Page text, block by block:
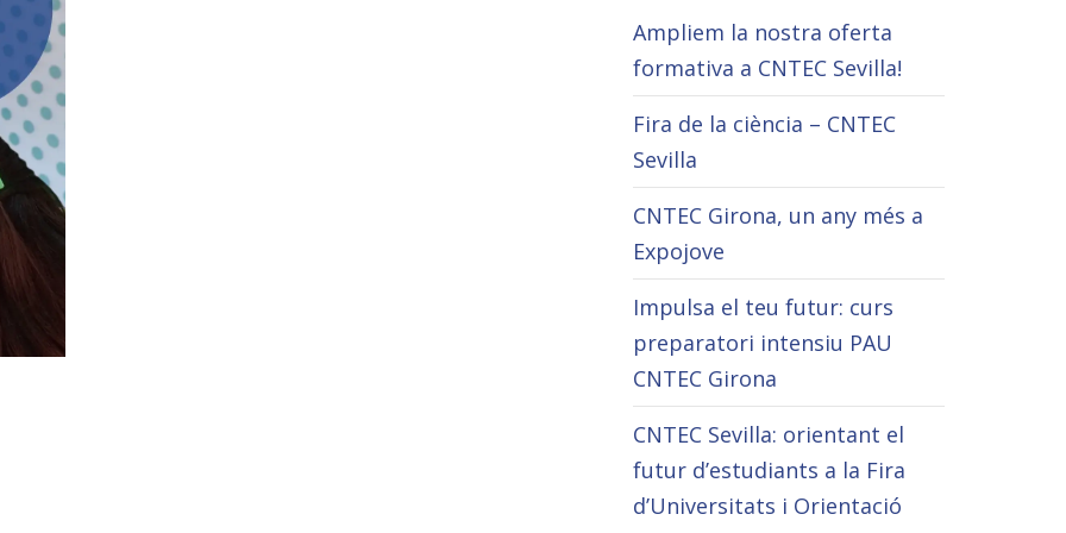
Ampliem la nostra oferta
formativa a CNTEC Sevilla!
Fira de la ciència – CNTEC
Sevilla
CNTEC Girona, un any més a
Expojove
Impulsa el teu futur: curs
preparatori intensiu PAU
CNTEC Girona
CNTEC Sevilla: orientant el
futur d’estudiants a la Fira
d’Universitats i Orientació